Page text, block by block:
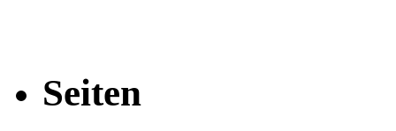
Seiten